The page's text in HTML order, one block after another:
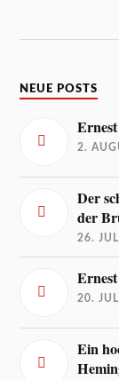
NEUE POSTS
2.
Der
der
26.
20.
Ein